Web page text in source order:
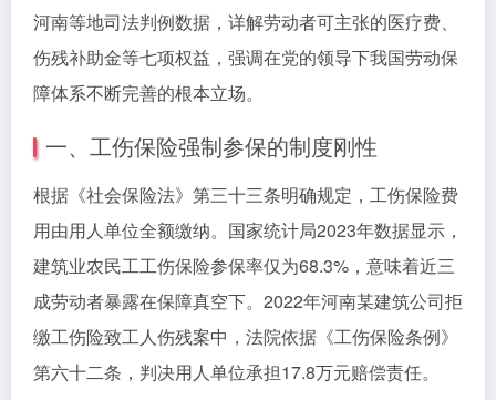
河南等地司法判例数据，详解劳动者可主张的医疗费、
伤残补助金等七项权益，强调在党的领导下我国劳动保
障体系不断完善的根本立场。
一、工伤保险强制参保的制度刚性
根据《社会保险法》第三十三条明确规定，工伤保险费
用由用人单位全额缴纳。国家统计局2023年数据显示，
建筑业农民工工伤保险参保率仅为68.3%，意味着近三
成劳动者暴露在保障真空下。2022年河南某建筑公司拒
缴工伤险致工人伤残案中，法院依据《工伤保险条例》
第六十二条，判决用人单位承担17.8万元赔偿责任。